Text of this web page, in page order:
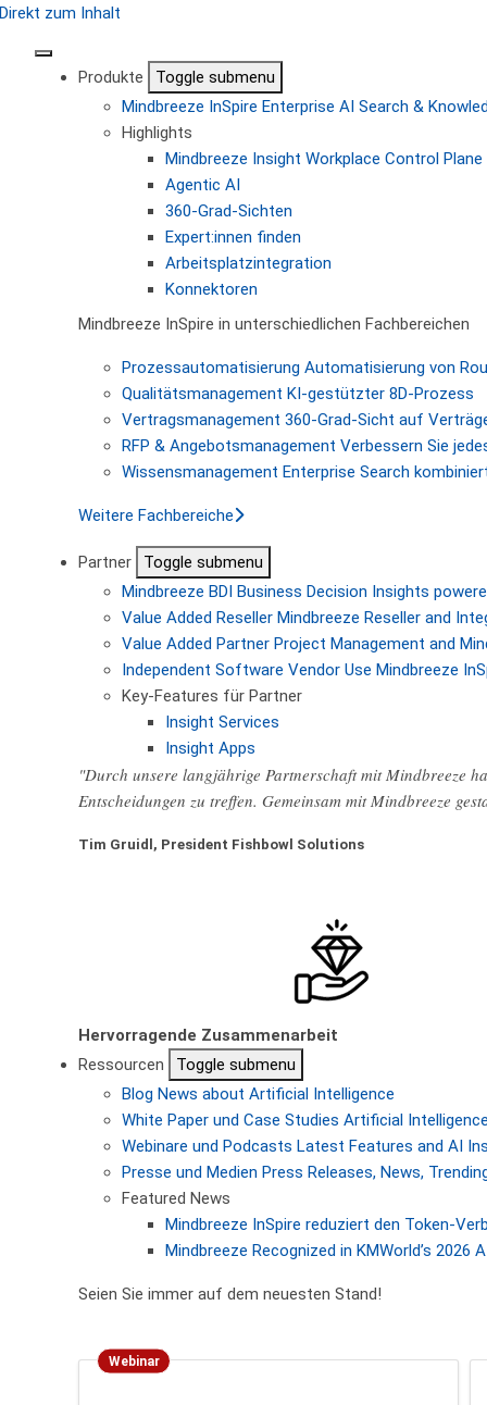
Direkt zum Inhalt
Produkte
Toggle submenu
Mindbreeze InSpire Enterprise AI Search &
Highlights
Mindbreeze Insight Workplace Control
Agentic AI
360-Grad-Sichten
Expert:innen finden
Arbeitsplatzintegration
Konnektoren
Mindbreeze InSpire in unterschiedlichen Fachbereichen
Prozessautomatisierung Automatisierung von
Qualitätsmanagement KI-gestützter 8D-Prozess
Vertragsmanagement 360-Grad-Sicht auf
RFP & Angebotsmanagement Verbessern Sie
Wissensmanagement Enterprise Search
Weitere Fachbereiche
Partner
Toggle submenu
Mindbreeze BDI Business Decision Insights
Value Added Reseller Mindbreeze Reseller and
Value Added Partner Project Management and
Independent Software Vendor Use Mindbreeze
Key-Features für Partner
Insight Services
Insight Apps
"Durch unsere langjährige Partnerschaft mit Mindbreeze
Entscheidungen zu treffen. Gemeinsam mit Mindbreeze
Tim Gruidl, President Fishbowl Solutions
Hervorragende Zusammenarbeit
Ressourcen
Toggle submenu
Blog News about Artificial Intelligence
White Paper und Case Studies Artificial
Webinare und Podcasts Latest Features and AI
Presse und Medien Press Releases, News,
Featured News
Mindbreeze InSpire reduziert den Token-
Mindbreeze Recognized in KMWorld’s
Seien Sie immer auf dem neuesten Stand!
Webinar